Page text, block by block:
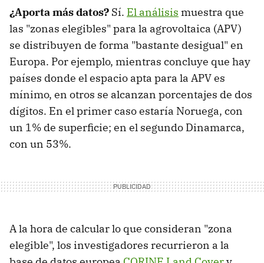
¿Aporta más datos? Sí. El análisis muestra que
las "zonas elegibles" para la agrovoltaica (APV)
se distribuyen de forma "bastante desigual" en
Europa. Por ejemplo, mientras concluye que hay
países donde el espacio apta para la APV es
mínimo, en otros se alcanzan porcentajes de dos
dígitos. En el primer caso estaría Noruega, con
un 1% de superficie; en el segundo Dinamarca,
con un 53%.
A la hora de calcular lo que consideran "zona
elegible", los investigadores recurrieron a la